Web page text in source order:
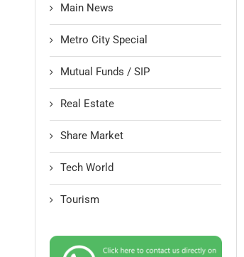
Main News
Metro City Special
Mutual Funds / SIP
Real Estate
Share Market
Tech World
Tourism